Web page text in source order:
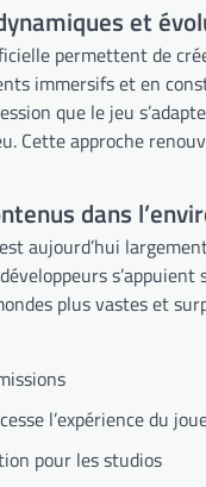
et
permettent de
immersifs et en
que le jeu
Cette approche
dans
est aujourd’hui
plus vastes et
l’expérience du
pour les studios